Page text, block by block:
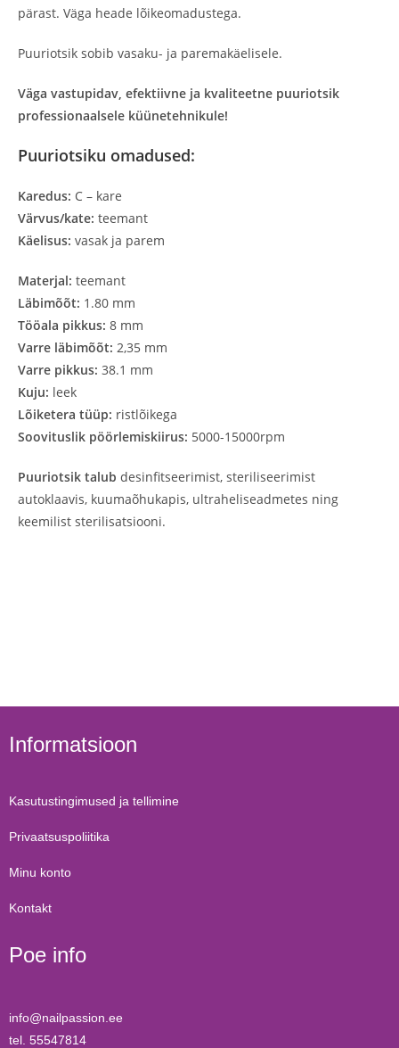
pärast. Väga heade lõikeomadustega.
Puuriotsik sobib vasaku- ja paremakäelisele.
Väga vastupidav, efektiivne ja kvaliteetne puuriotsik
professionaalsele küünetehnikule!
Puuriotsiku omadused:
Karedus: C – kare
Värvus/kate: teemant
Käelisus: vasak ja parem
Materjal: teemant
Läbimõõt: 1.80 mm
Tööala pikkus: 8 mm
Varre läbimõõt: 2,35 mm
Varre pikkus: 38.1 mm
Kuju: leek
Lõiketera tüüp: ristlõikega
Soovituslik pöörlemiskiirus: 5000-15000rpm
Puuriotsik talub desinfitseerimist, steriliseerimist
autoklaavis, kuumaõhukapis, ultraheliseadmetes ning
keemilist sterilisatsiooni.
Informatsioon
Kasutustingimused ja tellimine
Privaatsuspoliitika
Minu konto
Kontakt
Poe info
info@nailpassion.ee
tel. 55547814